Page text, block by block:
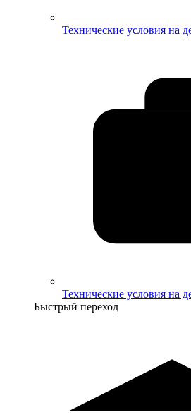
Технические условия на
Технические условия на
Быстрый переход